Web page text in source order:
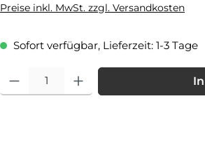
Preise inkl. MwSt. zzgl. Versandkosten
Sofort verfügbar, Lieferzeit: 1-3 Tage
Produkt Anzahl: Gib den gewünschten